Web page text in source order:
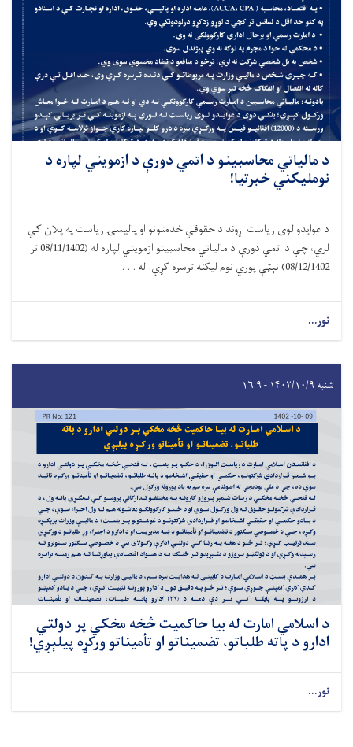
د مالياتي محاسبينو د اتمي دورې د ازمويني لپاره د
نومليکني خبرتیا!
د عوایدو لوی ریاست اړوند د حقوقي خدمتونو او پالیسۍ ریاست په پلان کي
لري، چي د اتمي دورې د مالیاتي محاسبینو ازمویني لپاره له (08/11/1402 تر
08/12/1402) نېټې پوري نوم لیکنه ترسره کړي. له . . .
نور...
شنبه ۱۴۰۲/۱۰/۹ - ۱۶:۹
د اسلامي امارت له بیا حاکمیت څخه مخکي پر دولتي
ادارو د پاته طلباتو، تضمیناتو او تأمیناتو ورکړه پیلېږي!
نور...